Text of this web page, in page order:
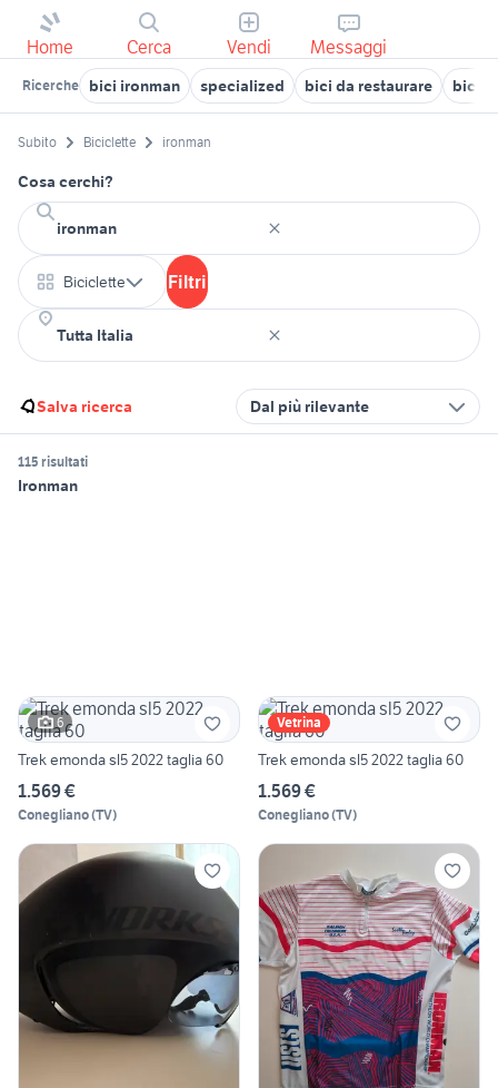
Home Cerca Vendi Messaggi
Ricerche bici ironman specialized bici da restaurare
Subito Biciclette ironman
Cosa cerchi?
Biciclette Filtri
Salva ricerca Dal più rilevante
115 risultati
Ironman
6
Trek emonda sl5 2022 taglia 60
1.569 €
Conegliano(TV)
Vetrina
Trek emonda sl5 2022 taglia 60
1.569 €
Conegliano(TV)